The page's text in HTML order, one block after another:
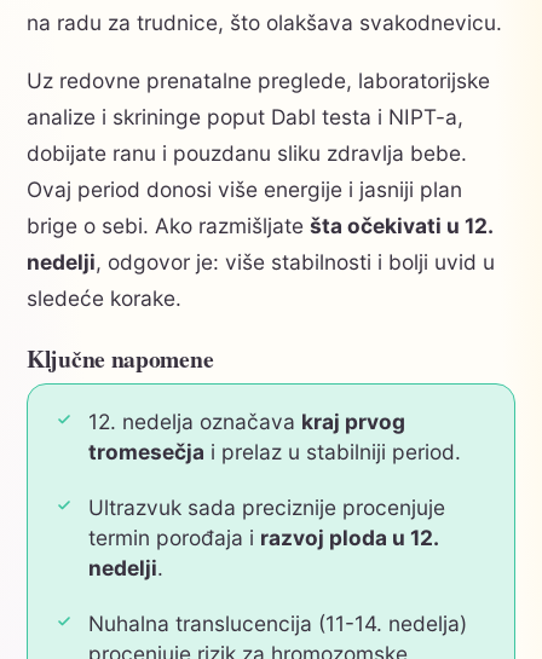
na radu za trudnice, što olakšava svakodnevicu.
Uz redovne prenatalne preglede, laboratorijske
analize i skrininge poput Dabl testa i NIPT-a,
dobijate ranu i pouzdanu sliku zdravlja bebe.
Ovaj period donosi više energije i jasniji plan
brige o sebi. Ako razmišljate šta očekivati u 12.
nedelji, odgovor je: više stabilnosti i bolji uvid u
sledeće korake.
Ključne napomene
12. nedelja označava kraj prvog
tromesečja i prelaz u stabilniji period.
Ultrazvuk sada preciznije procenjuje
termin porođaja i razvoj ploda u 12.
nedelji.
Nuhalna translucencija (11-14. nedelja)
procenjuje rizik za hromozomske